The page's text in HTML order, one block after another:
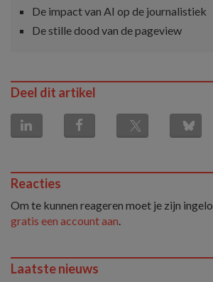
De impact van AI op de journalistiek
De stille dood van de pageview
Deel dit artikel
Reacties
Om te kunnen reageren moet je zijn
gratis een account aan
Laatste nieuws